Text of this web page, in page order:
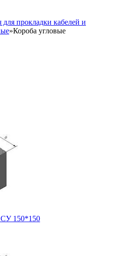
для прокладки кабелей и
»Короба угловые
СУ 150*150